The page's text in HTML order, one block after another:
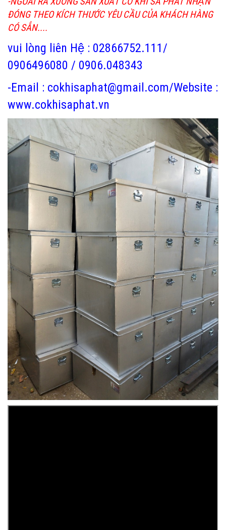
ĐÓNG THEO KÍCH THƯỚC YÊU CẦU CỦA KHÁCH HÀNG
CÓ SẲN....
vui lòng liên Hệ : 02866752.111/
0906496080 / 0906.048343
-Email : cokhisaphat@gmail.com/Website :
www.cokhisaphat.vn